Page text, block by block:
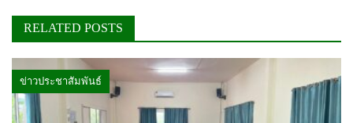
RELATED POSTS
ข่าวประชาสัมพันธ์